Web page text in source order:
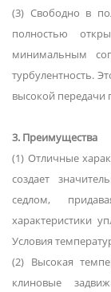
(3) Свободно в
полностью
минимальным
турбулентность.
высокой передачи
3. Преимущества
(1) Отличные
создает
седлом,
характеристики
Условия
(2) Высокая
клиновые